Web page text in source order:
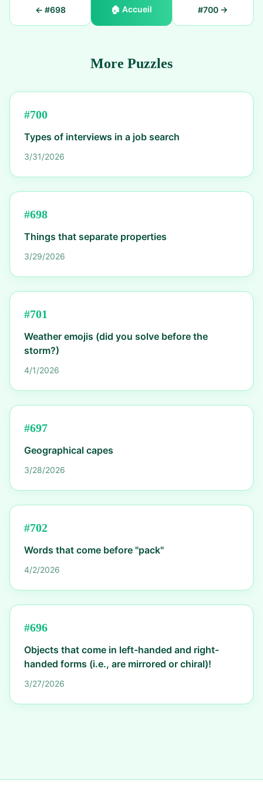
← #698 🏠 Accueil #700→
More Puzzles
#700
Types of interviews in a job search
3/31/2026
#698
Things that separate properties
3/29/2026
#701
Weather emojis (did you solve before the
storm?)
4/1/2026
#697
Geographical capes
3/28/2026
#702
Words that come before "pack"
4/2/2026
#696
Objects that come in left-handed and right-
handed forms (i.e., are mirrored or chiral)!
3/27/2026